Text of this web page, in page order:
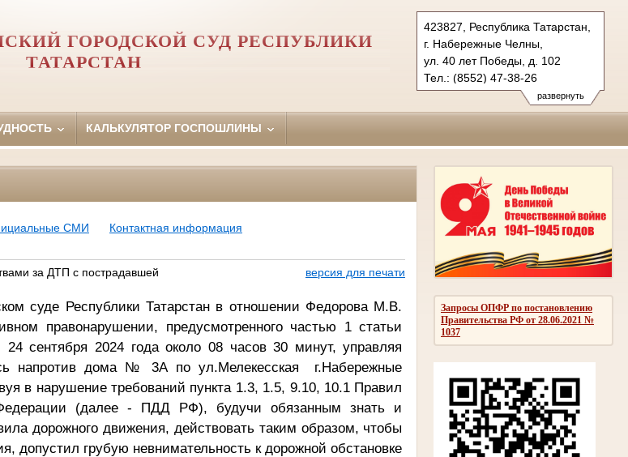
развернуть
423827, Республика Татарстан,
г. Набережные Челны,
ул. 40 лет Победы, д. 102
Тел.: (8552) 47-38-26
naberezhno-
chelninsky.tat@sudrf.ru
ГОРОДСКОЙ СУД РЕСПУБЛИКИ
ТАТАРСТАН
КАЛЬКУЛЯТОР ГОСПОШЛИНЫ
Запросы ОПФР по постановлению
Правительства РФ от 28.06.2021 №
1037
СМИ
Контактная информация
за ДТП с пострадавшей
версия для печати
суде Республики Татарстан в отношении Федорова М.В.
правонарушении, предусмотренного частью 1 статьи
сентября 2024 года около 08 часов 30 минут, управляя
напротив дома № 3А по ул.Мелекесская г.Набережные
в нарушение требований пункта 1.3, 1.5, 9.10, 10.1 Правил
Федерации (далее - ПДД РФ), будучи обязанным знать и
дорожного движения, действовать таким образом, чтобы
допустил грубую невнимательность к дорожной обстановке